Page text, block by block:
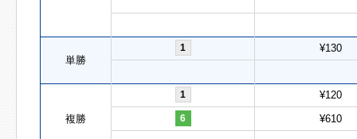
単勝
1 ¥130
複勝
1 ¥120
6 ¥610